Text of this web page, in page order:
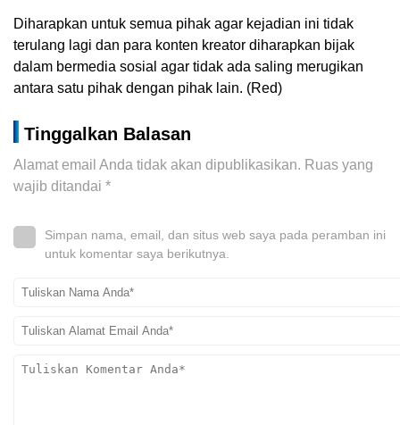
Diharapkan untuk semua pihak agar kejadian ini tidak
terulang lagi dan para konten kreator diharapkan bijak
dalam bermedia sosial agar tidak ada saling merugikan
antara satu pihak dengan pihak lain. (Red)
Tinggalkan Balasan
Alamat email Anda tidak akan dipublikasikan. Ruas yang
wajib ditandai *
Simpan nama, email, dan situs web saya pada peramban ini
untuk komentar saya berikutnya.